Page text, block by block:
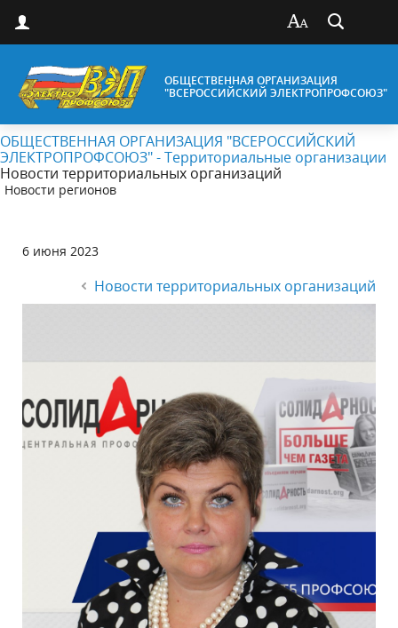
ОБЩЕСТВЕННАЯ ОРГАНИЗАЦИЯ
"ВСЕРОССИЙСКИЙ ЭЛЕКТРОПРОФСОЮЗ"
ОБЩЕСТВЕННАЯ ОРГАНИЗАЦИЯ "ВСЕРОССИЙСКИЙ
ЭЛЕКТРОПРОФСОЮЗ" - Территориальные организации
Новости территориальных организаций
Новости регионов
6 июня 2023
Новости территориальных организаций